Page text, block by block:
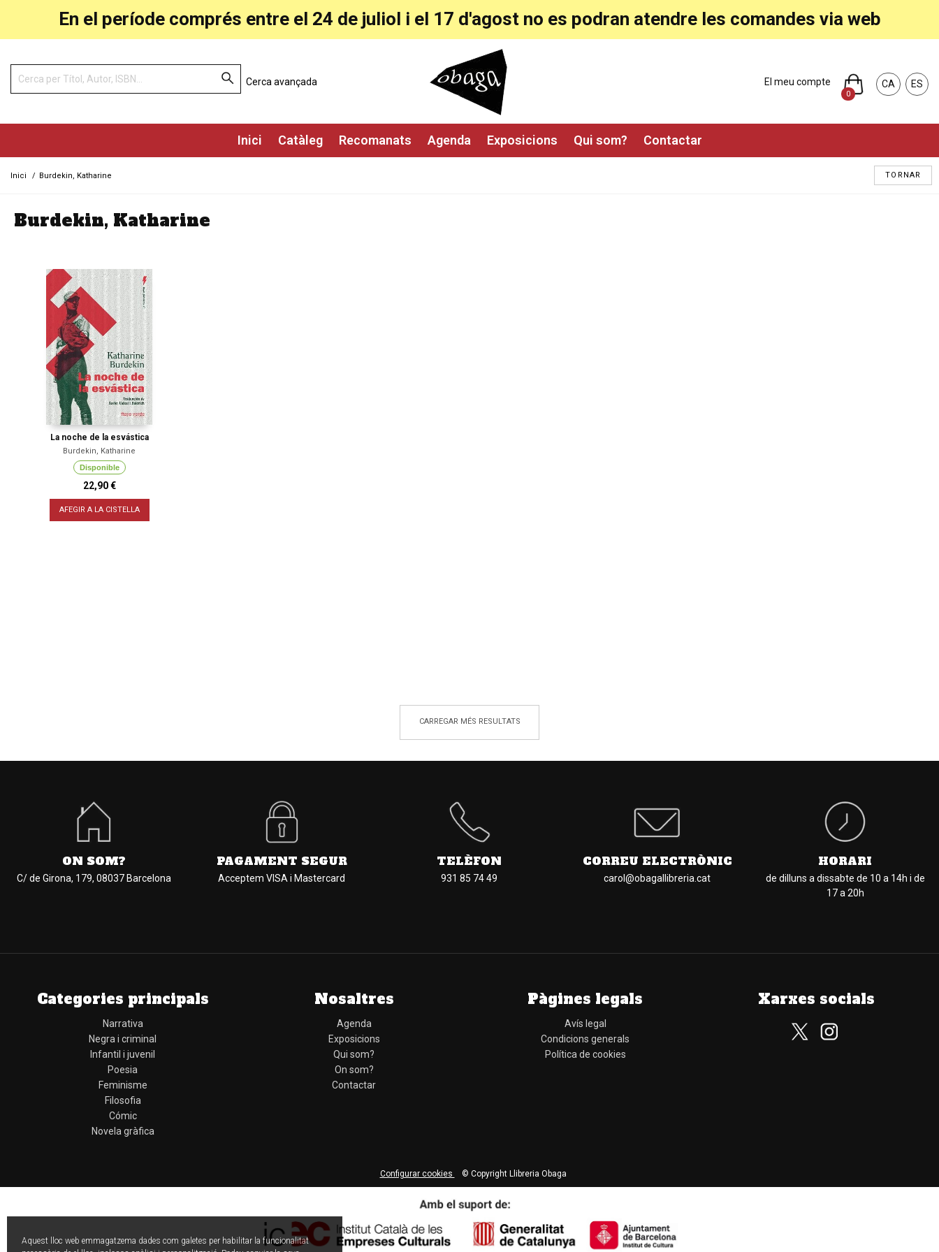
En el període comprés entre el 24 de juliol i el 17 d'agost no es podran atendre les comandes via web
CA ES
El meu compte
0
Inici Catàleg Recomanats Agenda Exposicions Qui som? Contactar
Cerca avançada
Inici / Burdekin, Katharine TORNAR
Burdekin, Katharine
La noche de la esvástica
Burdekin, Katharine
Disponible
22,90 €
AFEGIR A LA CISTELLA
CARREGAR MÉS RESULTATS
ON SOM?
C/ de Girona, 179, 08037 Barcelona
PAGAMENT SEGUR
Acceptem VISA i Mastercard
TELÈFON
931 85 74 49
CORREU ELECTRÒNIC
carol@obagallibreria.cat
HORARI
de dilluns a dissabte de 10 a 14h i de
17 a 20h
Categories principals
Narrativa
Negra i criminal
Infantil i juvenil
Poesia
Feminisme
Filosofia
Cómic
Novela gràfica
Nosaltres
Agenda
Exposicions
Qui som?
On som?
Contactar
Pàgines legals
Avís legal
Condicions generals
Política de cookies
Xarxes socials
Configurar cookies © Copyright Llibreria Obaga
Aquest lloc web emmagatzema dades com galetes per habilitar la funcionalitat